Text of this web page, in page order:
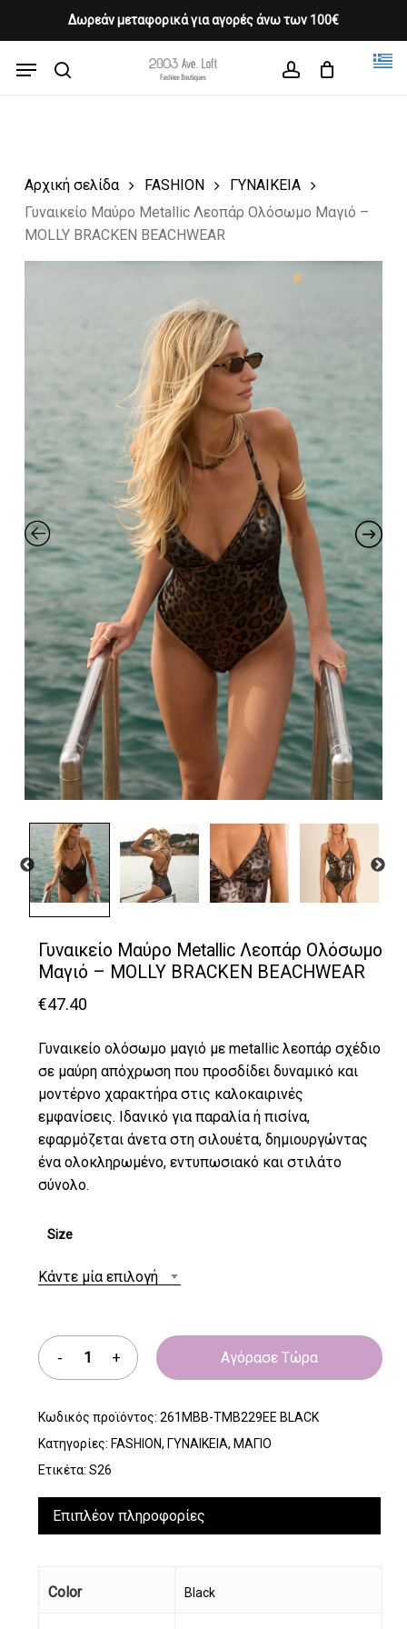
Δωρεάν μεταφορικά για αγορές άνω των 100€
content
Menu
Cart CLOSE
CART
Αρχική σελίδα FASHION
ΓΥΝΑΙΚΕΙΑ
Γυναικείο Μαύρο Metallic Λεοπάρ Ολόσωμο Μαγιό –
MOLLY BRACKEN BEACHWEAR
Γυναικείο Μαύρο Metallic Λεοπάρ Ολόσωμο
Μαγιό – MOLLY BRACKEN BEACHWEAR
€47.40
Γυναικείο ολόσωμο μαγιό με metallic λεοπάρ σχέδιο
σε μαύρη απόχρωση που προσδίδει δυναμικό και
μοντέρνο χαρακτήρα στις καλοκαιρινές
εμφανίσεις. Ιδανικό για παραλία ή πισίνα,
εφαρμόζεται άνετα στη σιλουέτα, δημιουργώντας
ένα ολοκληρωμένο, εντυπωσιακό και στιλάτο
σύνολο.
Size
Κάντε μία επιλογή
Αγόρασε Τώρα
Κωδικός προϊόντος: 261MBB-TMB229EE BLACK
Κατηγορίες: FASHION, ΓΥΝΑΙΚΕΙΑ, ΜΑΓΙΟ
Ετικέτα: S26
Επιπλέον πληροφορίες
Color Black
Close